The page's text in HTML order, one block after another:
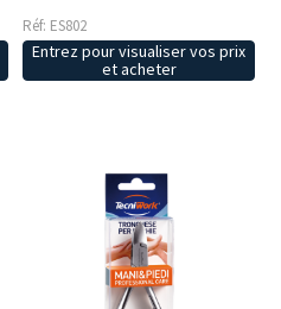
Réf: ES802
Entrez pour visualiser vos prix
et acheter